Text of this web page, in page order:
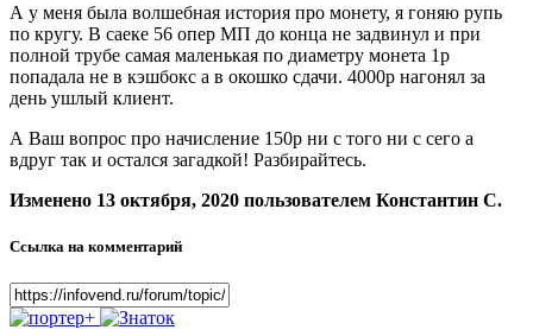
А у меня была волшебная история про монету, я гоняю рупь
по кругу. В саеке 56 опер МП до конца не задвинул и при
полной трубе самая маленькая по диаметру монета 1р
попадала не в кэшбокс а в окошко сдачи. 4000р нагонял за
день ушлый клиент.
А Ваш вопрос про начисление 150р ни с того ни с сего а
вдруг так и остался загадкой! Разбирайтесь.
Изменено 13 октября, 2020 пользователем Константин С.
Ссылка на комментарий